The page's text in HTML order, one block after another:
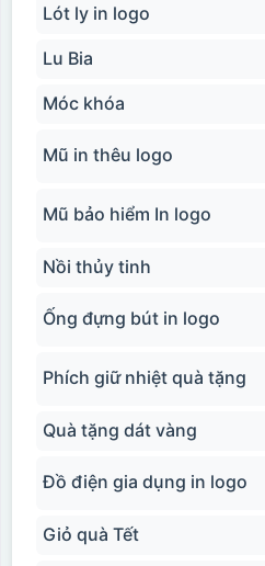
Lót ly in logo
Lu Bia
Móc khóa
Mũ in thêu logo
Mũ bảo hiểm In logo
Nồi thủy tinh
Ống đựng bút in logo
Phích giữ nhiệt quà tặng
Quà tặng dát vàng
Đồ điện gia dụng in logo
Giỏ quà Tết